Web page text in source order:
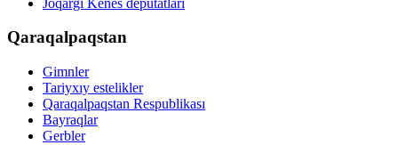
Qaraqalpaqstan
Gimnler
Tariyxıy estelikler
Qaraqalpaqstan Respublikası
Bayraqlar
Gerbler